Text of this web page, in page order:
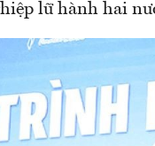
lữ hành hai